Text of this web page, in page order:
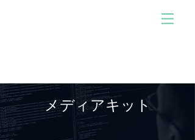
人が開発したソフトウェ
える。メディアキット